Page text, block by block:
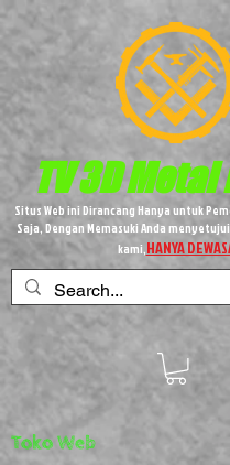
TV 3DMetal
Situs Web ini Dirancang Hanya untuk
Saja, Dengan Memasuki Anda
kami,HANYA
Toko Web